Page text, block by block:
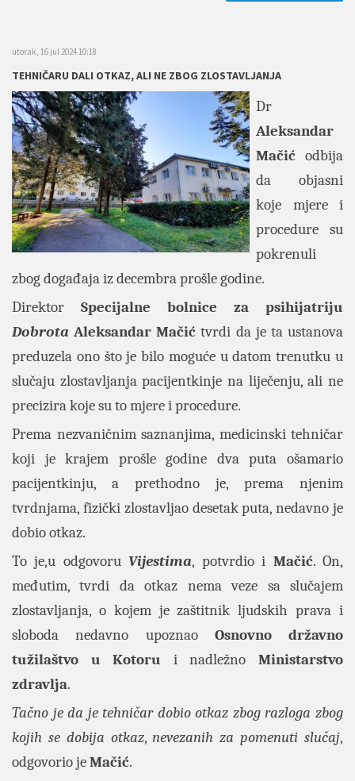
utorak, 16 jul 2024 10:18
TEHNIČARU DALI OTKAZ, ALI NE ZBOG ZLOSTAVLJANJA
Dr
Aleksandar
Mačić odbija
da objasni
koje mjere i
procedure su
pokrenuli
zbog događaja iz decembra prošle godine.
Direktor Specijalne bolnice za psihijatriju
Dobrota Aleksandar Mačić tvrdi da je ta ustanova
preduzela ono što je bilo moguće u datom trenutku u
slučaju zlostavljanja pacijentkinje na liječenju, ali ne
precizira koje su to mjere i procedure.
Prema nezvaničnim saznanjima, medicinski tehničar
koji je krajem prošle godine dva puta ošamario
pacijentkinju, a prethodno je, prema njenim
tvrdnjama, fizički zlostavljao desetak puta, nedavno je
dobio otkaz.
To je,u odgovoru Vijestima, potvrdio i Mačić. On,
međutim, tvrdi da otkaz nema veze sa slučajem
zlostavljanja, o kojem je zaštitnik ljudskih prava i
sloboda nedavno upoznao Osnovno državno
tužilaštvo u Kotoru i nadležno Ministarstvo
zdravlja.
Tačno je da je tehničar dobio otkaz zbog razloga zbog
kojih se dobija otkaz, nevezanih za pomenuti slučaj,
odgovorio jeMačić.